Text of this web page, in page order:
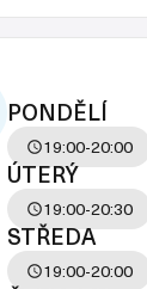
PONDĚLÍ
19:00-20:00
ÚTERÝ
19:00-20:30
STŘEDA
19:00-20:00